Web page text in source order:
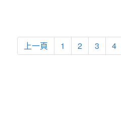
上一頁 1 2 3 4